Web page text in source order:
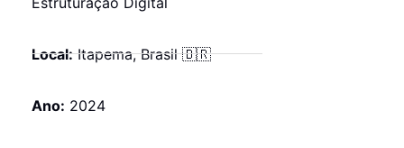
Local:Itapema, Brasil 🇧🇷
Ano: 2024